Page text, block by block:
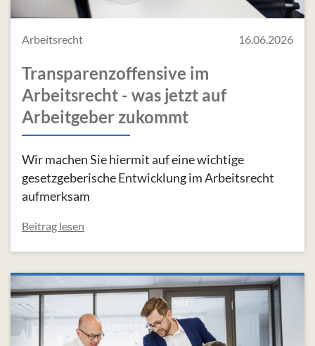
Arbeitsrecht 16.06.2026
Transparenzoffensive im
Arbeitsrecht - was jetzt auf
Arbeitgeber zukommt
Wir machen Sie hiermit auf eine wichtige
gesetzgeberische Entwicklung im Arbeitsrecht
aufmerksam
Beitrag lesen